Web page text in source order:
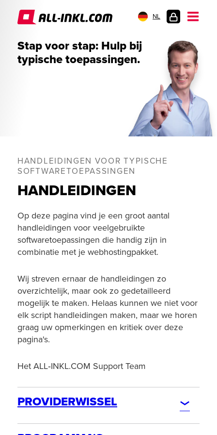
NL
Stap voor stap: Hulp bij
typische toepassingen.
HANDLEIDINGEN VOOR TYPISCHE
SOFTWARETOEPASSINGEN
HANDLEIDINGEN
Op deze pagina vind je een groot aantal
handleidingen voor veelgebruikte
softwaretoepassingen die handig zijn in
combinatie met je webhostingpakket.
Wij streven ernaar de handleidingen zo
overzichtelijk, maar ook zo gedetailleerd
mogelijk te maken. Helaas kunnen we niet voor
elk script handleidingen maken, maar we horen
graag uw opmerkingen en kritiek over deze
pagina's.
Het ALL‑INKL.COM Support Team
PROVIDERWISSEL
BESTELLING